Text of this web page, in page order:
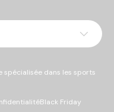
dans les sports
Black Friday